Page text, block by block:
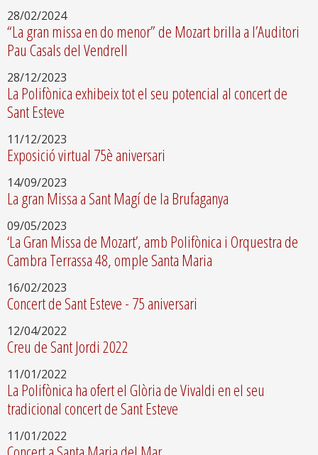
28/02/2024
“La gran missa en do menor” de Mozart brilla a l’Auditori
Pau Casals del Vendrell
28/12/2023
La Polifònica exhibeix tot el seu potencial al concert de
Sant Esteve
11/12/2023
Exposició virtual 75è aniversari
14/09/2023
La gran Missa a Sant Magí de la Brufaganya
09/05/2023
‘La Gran Missa de Mozart’, amb Polifònica i Orquestra de
Cambra Terrassa 48, omple Santa Maria
16/02/2023
Concert de Sant Esteve - 75 aniversari
12/04/2022
Creu de Sant Jordi 2022
11/01/2022
La Polifònica ha ofert el Glòria de Vivaldi en el seu
tradicional concert de Sant Esteve
11/01/2022